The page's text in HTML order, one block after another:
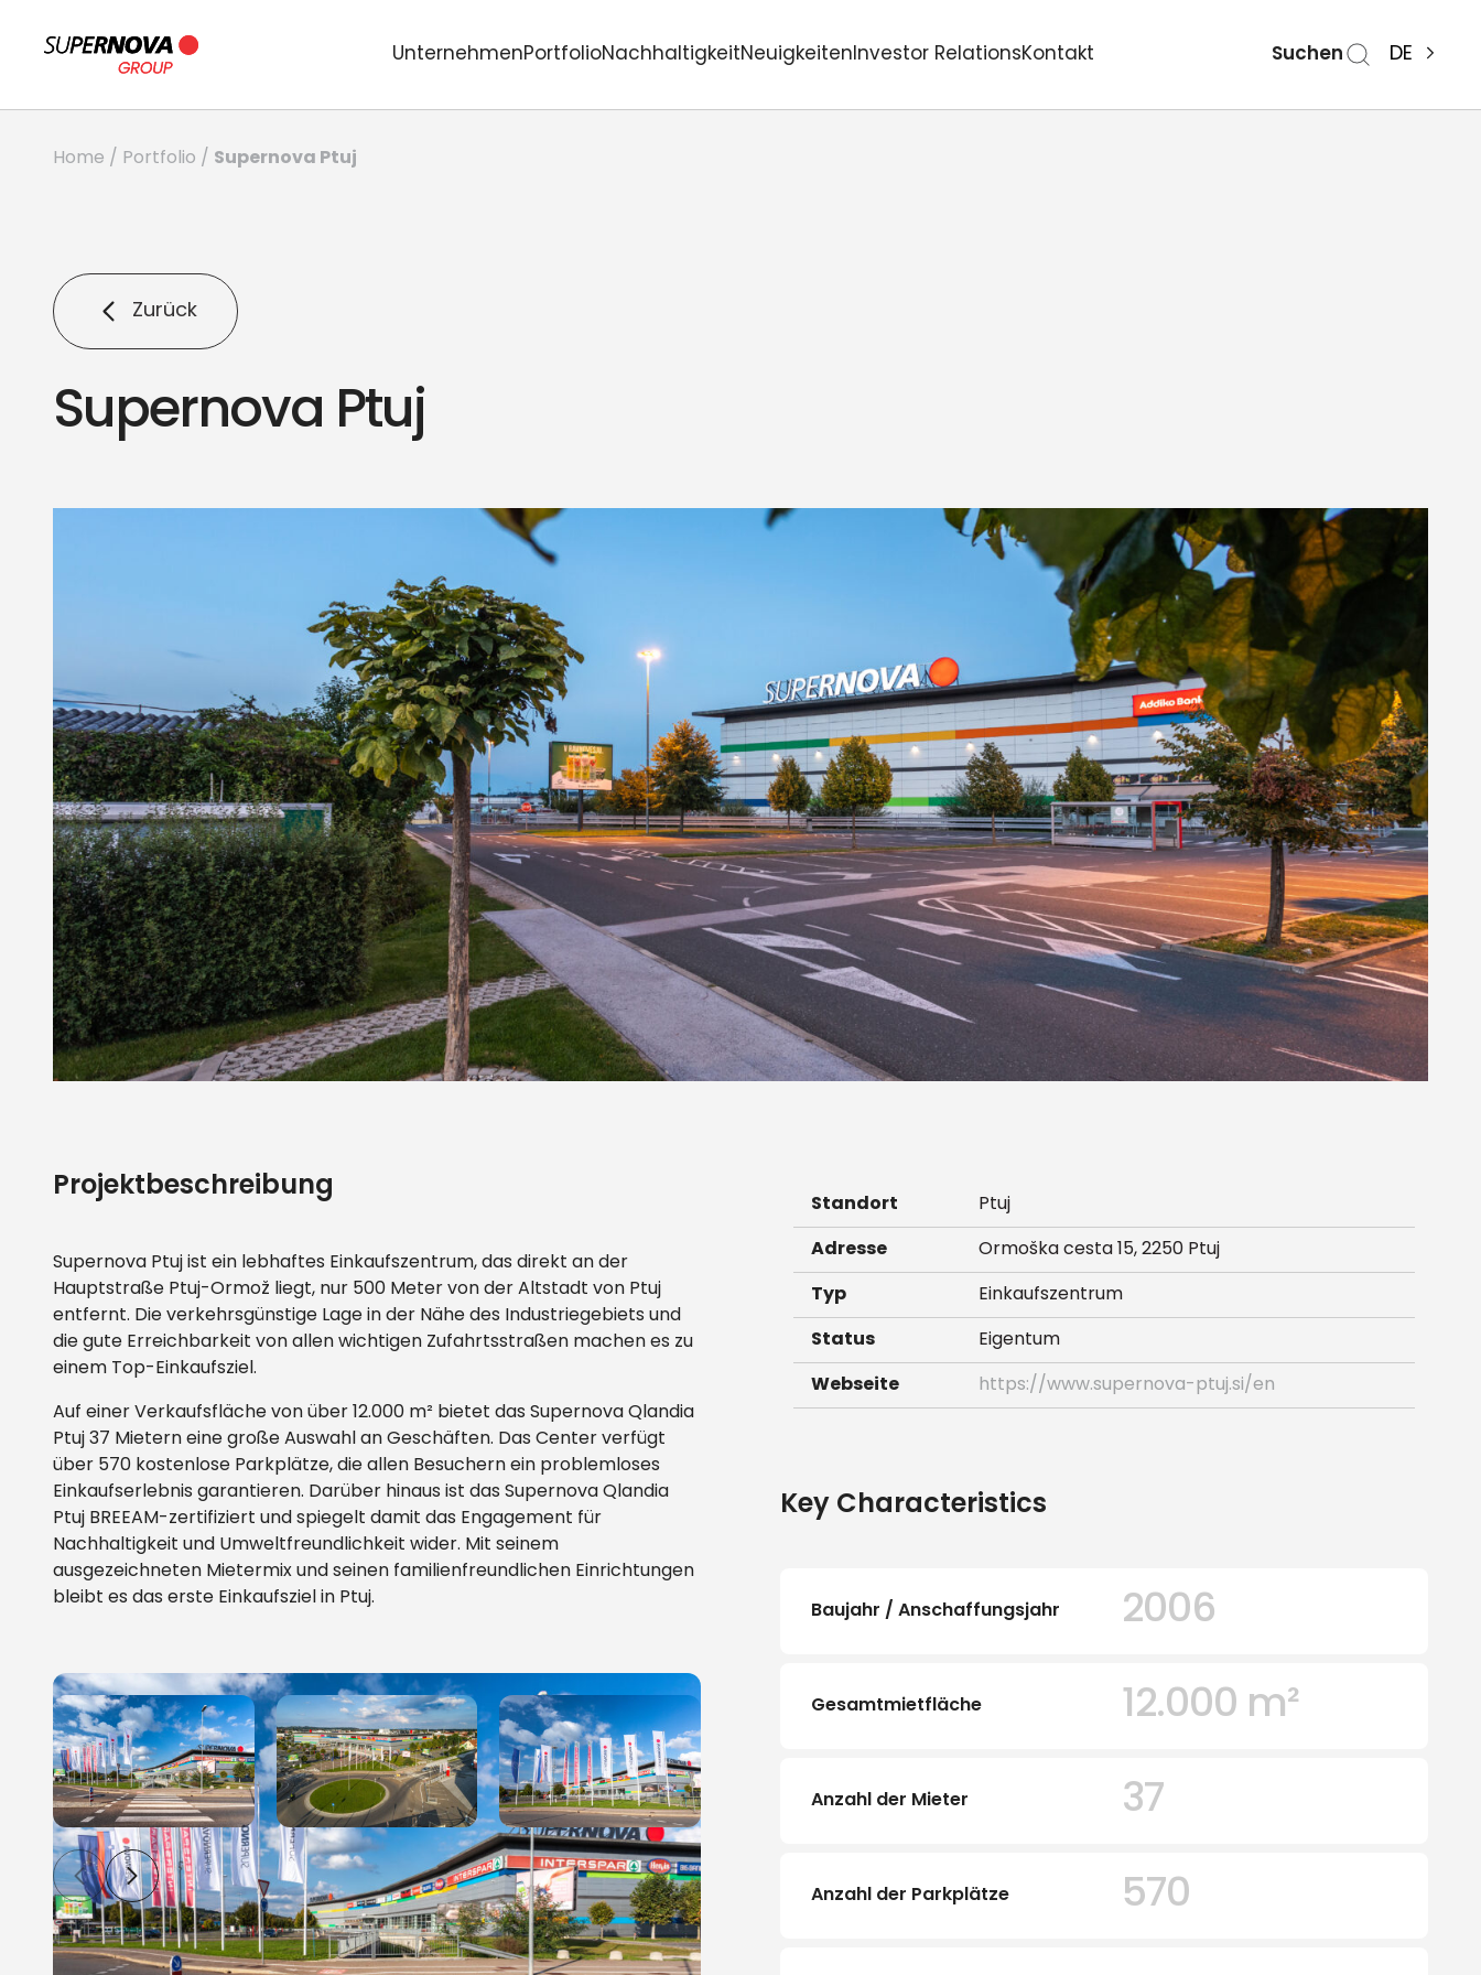
UnternehmenPortfolioNachhaltigkeitNeuigkeitenInvestor RelationsKontakt Suchen DE
Home / Portfolio / Supernova Ptuj
Zurück
Supernova Ptuj
Projektbeschreibung
Supernova Ptuj ist ein lebhaftes Einkaufszentrum, das direkt an der
Hauptstraße Ptuj-Ormož liegt, nur 500 Meter von der Altstadt von Ptuj
entfernt. Die verkehrsgünstige Lage in der Nähe des Industriegebiets und
die gute Erreichbarkeit von allen wichtigen Zufahrtsstraßen machen es zu
einem Top-Einkaufsziel.
Auf einer Verkaufsfläche von über 12.000 m² bietet das Supernova Qlandia
Ptuj 37 Mietern eine große Auswahl an Geschäften. Das Center verfügt
über 570 kostenlose Parkplätze, die allen Besuchern ein problemloses
Einkaufserlebnis garantieren. Darüber hinaus ist das Supernova Qlandia
Ptuj BREEAM-zertifiziert und spiegelt damit das Engagement für
Nachhaltigkeit und Umweltfreundlichkeit wider. Mit seinem
ausgezeichneten Mietermix und seinen familienfreundlichen Einrichtungen
bleibt es das erste Einkaufsziel in Ptuj.
Standort Ptuj
Adresse Ormoška cesta 15, 2250 Ptuj
Typ Einkaufszentrum
Status Eigentum
Webseite https://www.supernova-ptuj.si/en
Key Characteristics
Baujahr / Anschaffungsjahr 2006
Gesamtmietfläche 12.000 m²
Anzahl der Mieter 37
Anzahl der Parkplätze 570